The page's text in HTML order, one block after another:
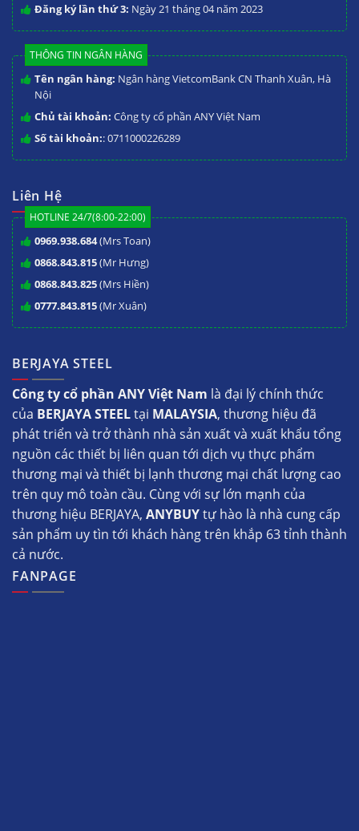
Đăng ký lần thứ 3: Ngày 21 tháng 04 năm 2023
THÔNG TIN NGÂN HÀNG
Tên ngân hàng: Ngân hàng VietcomBank CN Thanh Xuân, Hà
Nội
Chủ tài khoản: Công ty cổ phần ANY Việt Nam
Số tài khoản:: 0711000226289
Liên Hệ
HOTLINE 24/7(8:00-22:00)
0969.938.684(Mrs Toan)
0868.843.815(Mr Hưng)
0868.843.825(Mrs Hiền)
0777.843.815(Mr Xuân)
BERJAYA STEEL
Công ty cổ phần ANY Việt Nam là đại lý chính thức
của BERJAYA STEELtại MALAYSIA, thương hiệu đã
phát triển và trở thành nhà sản xuất và xuất khẩu tổng
nguồn các thiết bị liên quan tới dịch vụ thực phẩm
thương mại và thiết bị lạnh thương mại chất lượng cao
trên quy mô toàn cầu. Cùng với sự lớn mạnh của
thương hiệu BERJAYA, ANYBUYtự hào là nhà cung cấp
sản phẩm uy tìn tới khách hàng trên khắp 63 tỉnh thành
cả nước.
FANPAGE